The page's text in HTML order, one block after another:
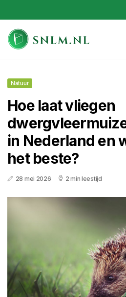
Natuur
Hoe laat vliegen
in Nederland en
het beste?
28 mei 2026 2 min leestijd